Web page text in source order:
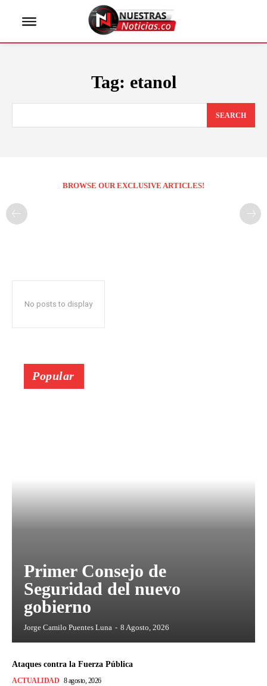
Tag: etanol
SEARCH
BROWSE OUR EXCLUSIVE ARTICLES!
No posts to display
Popular
Primer Consejo de
Seguridad del nuevo
gobierno
Jorge Camilo Puentes Luna - 8 Agosto, 2026
Ataques contra la Fuerza Pública
ACTUALIDAD 8 agosto, 2026